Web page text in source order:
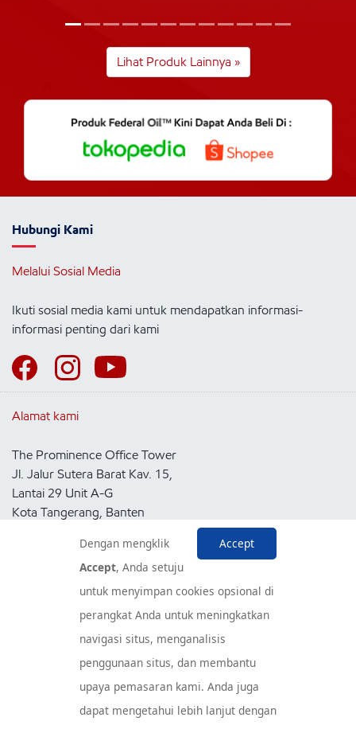
Lihat Produk Lainnya »
Hubungi Kami
Melalui Sosial Media
Ikuti sosial media kami untuk mendapatkan informasi-
informasi penting dari kami
Alamat kami
The Prominence Office Tower
Jl. Jalur Sutera Barat Kav. 15,
Lantai 29 Unit A-G
Kota Tangerang, Banten
Pusat Layanan Konsumen
Accept
Dengan mengklik
Accept, Anda setuju
untuk menyimpan cookies opsional di
perangkat Anda untuk meningkatkan
navigasi situs, menganalisis
penggunaan situs, dan membantu
upaya pemasaran kami. Anda juga
dapat mengetahui lebih lanjut dengan